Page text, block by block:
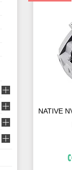
NATIVE